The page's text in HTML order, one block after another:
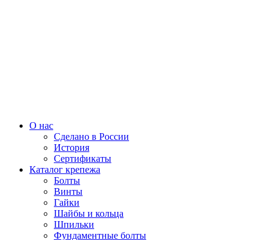
О нас
Сделано в России
История
Сертификаты
Каталог крепежа
Болты
Винты
Гайки
Шайбы и кольца
Шпильки
Фундаментные болты